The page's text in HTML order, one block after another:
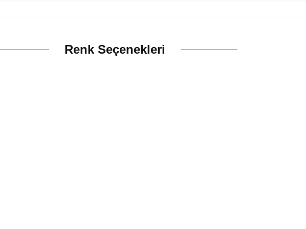
Renk Seçenekleri